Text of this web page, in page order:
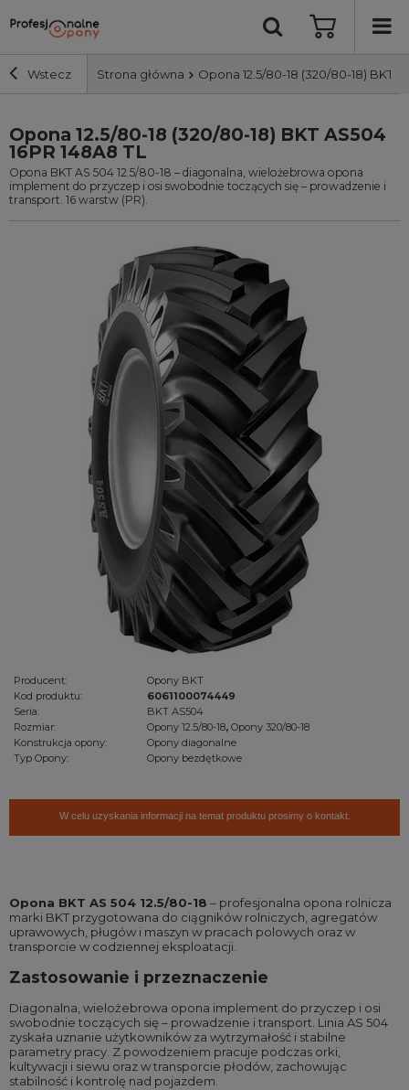
Wstecz Strona główna Opona 12.5/80-18 (320/80-18) BKT
Szerokość i profil
Średnica
Wyszukaj
Opona 12.5/80-18 (320/80-18) BKT AS504
16PR 148A8 TL
Opona BKT AS 504 12.5/80-18 – diagonalna, wielożebrowa opona
implement do przyczep i osi swobodnie toczących się – prowadzenie i
transport. 16 warstw (PR).
Producent:
Opony BKT
Kod produktu:
6061100074449
Seria:
BKT AS504
Rozmiar:
Opony 12.5/80-18,Opony 320/80-18
Konstrukcja opony:
Opony diagonalne
Typ Opony:
Opony bezdętkowe
W celu uzyskania informacji na temat produktu prosimy o kontakt.
Opona BKT AS 504 12.5/80-18 – profesjonalna opona rolnicza
marki BKT przygotowana do ciągników rolniczych, agregatów
uprawowych, pługów i maszyn w pracach polowych oraz w
transporcie w codziennej eksploatacji.
Zastosowanie i przeznaczenie
Diagonalna, wielożebrowa opona implement do przyczep i osi
swobodnie toczących się – prowadzenie i transport. Linia AS 504
zyskała uznanie użytkowników za wytrzymałość i stabilne
parametry pracy. Z powodzeniem pracuje podczas orki,
kultywacji i siewu oraz w transporcie płodów, zachowując
stabilność i kontrolę nad pojazdem.